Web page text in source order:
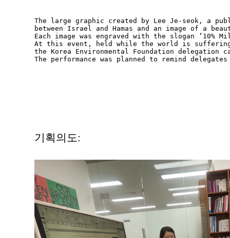
The large graphic created by Lee Je-seok, a
between Israel and Hamas and an image of a
Each image was engraved with the slogan ‘10%
At this event, held while the world is suffering
the Korea Environmental Foundation
The performance was planned to remind
기획의도: